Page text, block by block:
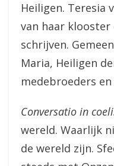
Heiligen. Teresia
van haar
schrijven.
Maria, Heiligen
medebroeders
Conversatio in
wereld. Waarlijk
de wereld zijn.